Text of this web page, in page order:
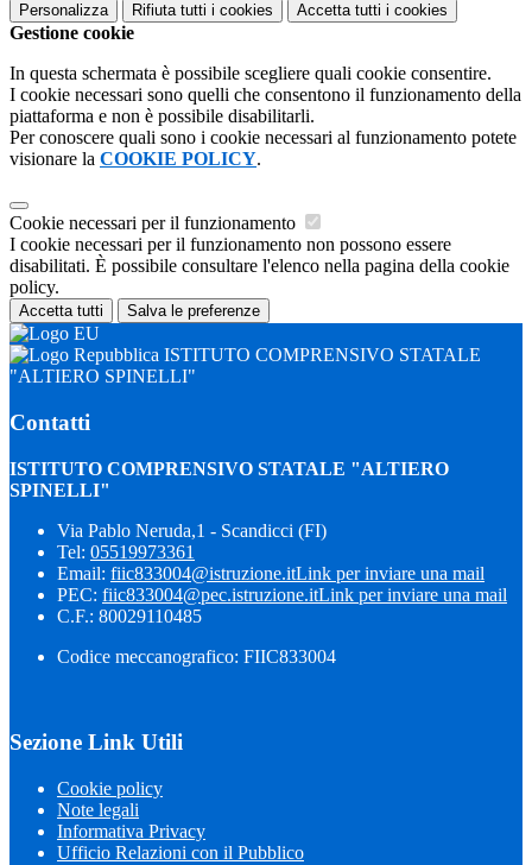
Personalizza Rifiuta tutti i cookies Accetta tutti i cookies
Gestione cookie
In questa schermata è possibile scegliere quali cookie consentire.
I cookie necessari sono quelli che consentono il funzionamento della
piattaforma e non è possibile disabilitarli.
Per conoscere quali sono i cookie necessari al funzionamento potete
visionare la COOKIE POLICY.
Cookie necessari per il funzionamento
I cookie necessari per il funzionamento non possono essere
disabilitati. È possibile consultare l'elenco nella pagina della cookie
policy.
Accetta tutti Salva le preferenze
ISTITUTO COMPRENSIVO STATALE
"ALTIERO SPINELLI"
Contatti
ISTITUTO COMPRENSIVO STATALE "ALTIERO
SPINELLI"
Via Pablo Neruda,1 - Scandicci (FI)
Tel: 05519973361
Email: fiic833004@istruzione.itLink per inviare una mail
PEC: fiic833004@pec.istruzione.itLink per inviare una mail
C.F.: 80029110485
Codice meccanografico: FIIC833004
Sezione Link Utili
Cookie policy
Note legali
Informativa Privacy
Ufficio Relazioni con il Pubblico